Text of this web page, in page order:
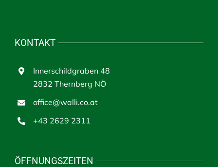
KONTAKT
Innerschildgraben 48
2832 Thernberg NÖ
office@walli.co.at
+43 2629 2311
ÖFFNUNGSZEITEN